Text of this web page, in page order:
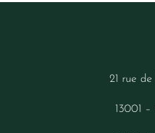
21 rue
13001